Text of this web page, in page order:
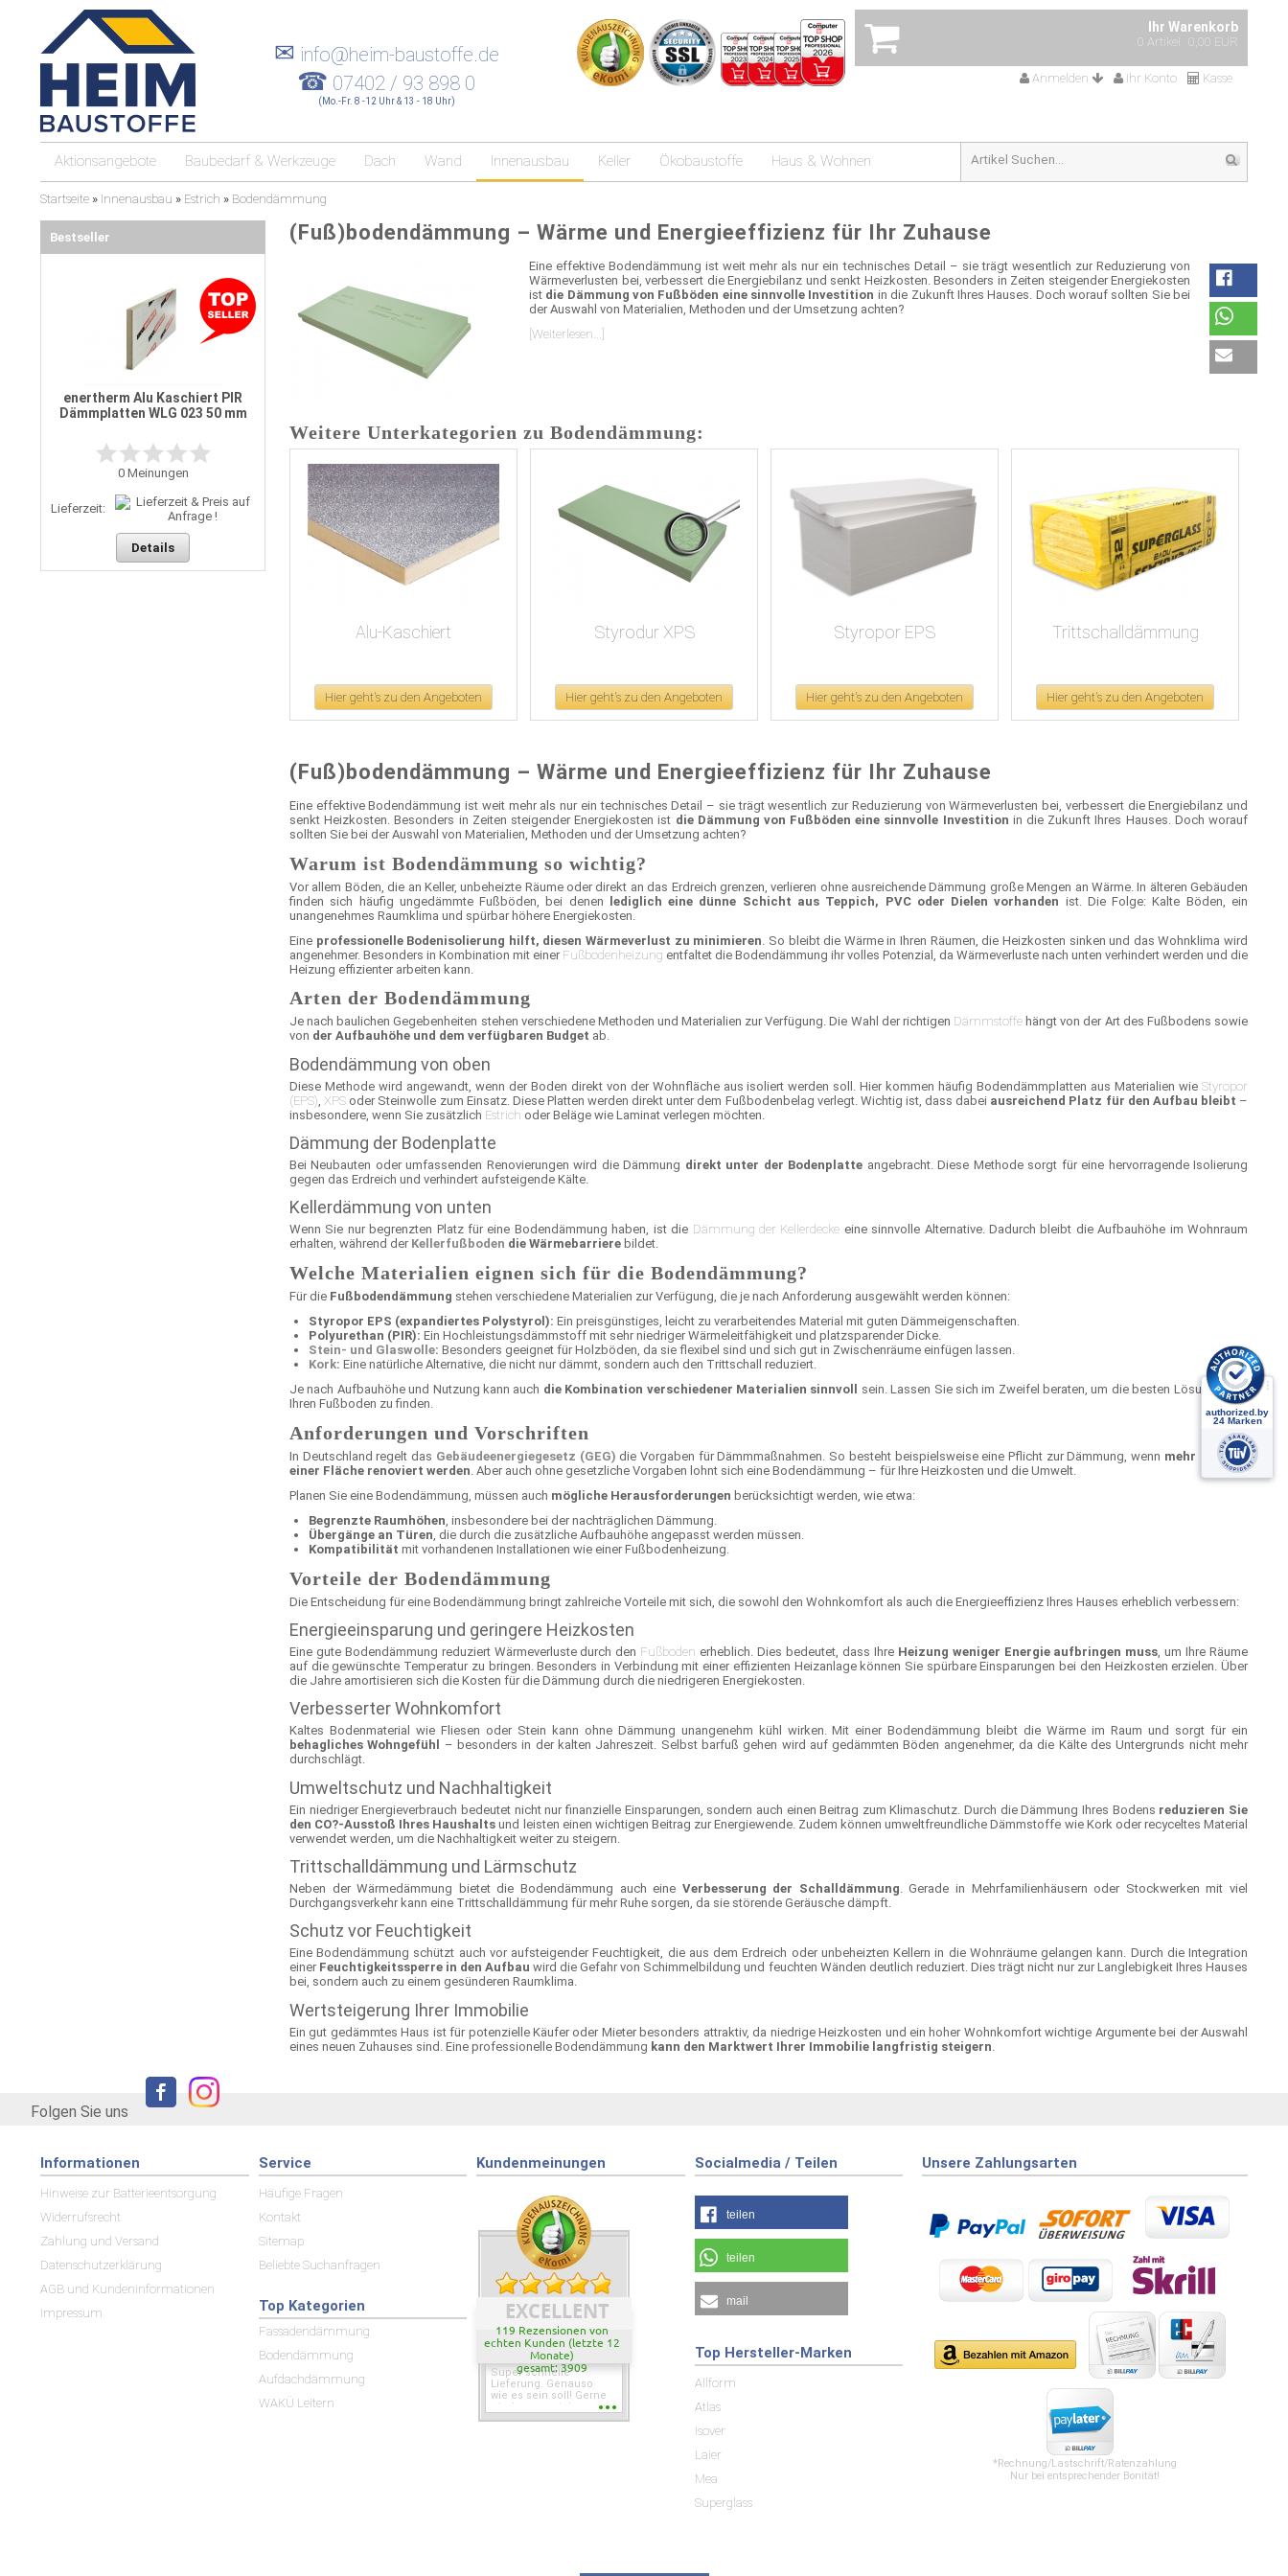
Ihr Warenkorb
0 Artikel 0,00 EUR
Anmelden Ihr Konto Kasse
✉ info@heim-baustoffe.de
☎ 07402 / 93 898 0
(Mo.-Fr. 8 -12 Uhr & 13 - 18 Uhr)
Aktionsangebote Baubedarf & Werkzeuge Dach Wand Innenausbau Keller Ökobaustoffe Haus & Wohnen
Startseite » Innenausbau » Estrich » Bodendämmung
(Fuß)bodendämmung – Wärme und Energieeffizienz für Ihr Zuhause
Eine effektive Bodendämmung ist weit mehr als nur ein technisches Detail – sie trägt wesentlich zur Reduzierung von
Wärmeverlusten bei, verbessert die Energiebilanz und senkt Heizkosten. Besonders in Zeiten steigender Energiekosten
ist die Dämmung von Fußböden eine sinnvolle Investition in die Zukunft Ihres Hauses. Doch worauf sollten Sie bei
der Auswahl von Materialien, Methoden und der Umsetzung achten?
[Weiterlesen...]
Weitere Unterkategorien zu Bodendämmung:
Alu-Kaschiert
Hier geht's zu den Angeboten
Styrodur XPS
Hier geht's zu den Angeboten
Styropor EPS
Hier geht's zu den Angeboten
Trittschalldämmung
Hier geht's zu den Angeboten
(Fuß)bodendämmung – Wärme und Energieeffizienz für Ihr Zuhause
Eine effektive Bodendämmung ist weit mehr als nur ein technisches Detail – sie trägt wesentlich zur Reduzierung von Wärmeverlusten bei, verbessert die Energiebilanz und
senkt Heizkosten. Besonders in Zeiten steigender Energiekosten ist die Dämmung von Fußböden eine sinnvolle Investition in die Zukunft Ihres Hauses. Doch worauf
sollten Sie bei der Auswahl von Materialien, Methoden und der Umsetzung achten?
Warum ist Bodendämmung so wichtig?
Vor allem Böden, die an Keller, unbeheizte Räume oder direkt an das Erdreich grenzen, verlieren ohne ausreichende Dämmung große Mengen an Wärme. In älteren Gebäuden
finden sich häufig ungedämmte Fußböden, bei denen lediglich eine dünne Schicht aus Teppich, PVC oder Dielen vorhanden ist. Die Folge: Kalte Böden, ein
unangenehmes Raumklima und spürbar höhere Energiekosten.
Eine professionelle Bodenisolierung hilft, diesen Wärmeverlust zu minimieren . So bleibt die Wärme in Ihren Räumen, die Heizkosten sinken und das Wohnklima wird
angenehmer. Besonders in Kombination mit einer Fußbodenheizung entfaltet die Bodendämmung ihr volles Potenzial, da Wärmeverluste nach unten verhindert werden und die
Heizung effizienter arbeiten kann.
Arten der Bodendämmung
Je nach baulichen Gegebenheiten stehen verschiedene Methoden und Materialien zur Verfügung. Die Wahl der richtigen Dämmstoffe hängt von der Art des Fußbodens sowie
von der Aufbauhöhe und dem verfügbaren Budget ab.
Bodendämmung von oben
Diese Methode wird angewandt, wenn der Boden direkt von der Wohnfläche aus isoliert werden soll. Hier kommen häufig Bodendämmplatten aus Materialien wie Styropor
(EPS) XPS oder Steinwolle zum Einsatz. Diese Platten werden direkt unter dem Fußbodenbelag verlegt. Wichtig ist, dass dabei ausreichend Platz für den Aufbau bleibt –
insbesondere, wenn Sie zusätzlich Estrich oder Beläge wie Laminat verlegen möchten.
Dämmung der Bodenplatte
Bei Neubauten oder umfassenden Renovierungen wird die Dämmung direkt unter der Bodenplatte angebracht. Diese Methode sorgt für eine hervorragende Isolierung
gegen das Erdreich und verhindert aufsteigende Kälte.
Kellerdämmung von unten
Wenn Sie nur begrenzten Platz für eine Bodendämmung haben, ist die Dämmung der Kellerdecke eine sinnvolle Alternative. Dadurch bleibt die Aufbauhöhe im Wohnraum
erhalten, während der Kellerfußboden die Wärmebarriere bildet.
Welche Materialien eignen sich für die Bodendämmung?
Für die Fußbodendämmung stehen verschiedene Materialien zur Verfügung, die je nach Anforderung ausgewählt werden können:
Styropor EPS (expandiertes Polystyrol): Ein preisgünstiges, leicht zu verarbeitendes Material mit guten Dämmeigenschaften.
Polyurethan (PIR): Ein Hochleistungsdämmstoff mit sehr niedriger Wärmeleitfähigkeit und platzsparender Dicke.
Stein- und Glaswolle: Besonders geeignet für Holzböden, da sie flexibel sind und sich gut in Zwischenräume einfügen lassen.
Kork: Eine natürliche Alternative, die nicht nur dämmt, sondern auch den Trittschall reduziert.
Je nach Aufbauhöhe und Nutzung kann auch die Kombination verschiedener Materialien sinnvoll
sein. Lassen Sie sich im Zweifel beraten, um die besten Lösungen für
Ihren Fußboden zu finden.
Anforderungen und Vorschriften
In Deutschland regelt das Gebäudeenergiegesetz (GEG) die Vorgaben für Dämmmaßnahmen. So besteht beispielsweise eine Pflicht zur Dämmung, wenn mehr als 20 %
einer Fläche renoviert werden . Aber auch ohne gesetzliche Vorgaben lohnt sich eine Bodendämmung – für Ihre Heizkosten und die Umwelt.
Planen Sie eine Bodendämmung, müssen auch mögliche Herausforderungen berücksichtigt werden, wie etwa:
Begrenzte Raumhöhen, insbesondere bei der nachträglichen Dämmung.
Übergänge an Türen, die durch die zusätzliche Aufbauhöhe angepasst werden müssen.
Kompatibilität mit vorhandenen Installationen wie einer Fußbodenheizung.
Vorteile der Bodendämmung
Die Entscheidung für eine Bodendämmung bringt zahlreiche Vorteile mit sich, die sowohl den Wohnkomfort als auch die Energieeffizienz Ihres Hauses erheblich verbessern:
Energieeinsparung und geringere Heizkosten
Eine gute Bodendämmung reduziert Wärmeverluste durch den Fußboden erheblich. Dies bedeutet, dass Ihre Heizung weniger Energie aufbringen muss , um Ihre Räume
auf die gewünschte Temperatur zu bringen. Besonders in Verbindung mit einer effizienten Heizanlage können Sie spürbare Einsparungen bei den Heizkosten erzielen. Über
die Jahre amortisieren sich die Kosten für die Dämmung durch die niedrigeren Energiekosten.
Verbesserter Wohnkomfort
Kaltes Bodenmaterial wie Fliesen oder Stein kann ohne Dämmung unangenehm kühl wirken. Mit einer Bodendämmung bleibt die Wärme im Raum und sorgt für ein
behagliches Wohngefühl
– besonders in der kalten Jahreszeit. Selbst barfuß gehen wird auf gedämmten Böden angenehmer, da die Kälte des Untergrunds nicht mehr
durchschlägt.
Umweltschutz und Nachhaltigkeit
Ein niedriger Energieverbrauch bedeutet nicht nur finanzielle Einsparungen, sondern auch einen Beitrag zum Klimaschutz. Durch die Dämmung Ihres Bodens reduzieren Sie
den CO?-Ausstoß Ihres Haushalts und leisten einen wichtigen Beitrag zur Energiewende. Zudem können umweltfreundliche Dämmstoffe wie Kork oder recyceltes Material
verwendet werden, um die Nachhaltigkeit weiter zu steigern.
Trittschalldämmung und Lärmschutz
Neben der Wärmedämmung bietet die Bodendämmung auch eine Verbesserung der Schalldämmung . Gerade in Mehrfamilienhäusern oder Stockwerken mit viel
Durchgangsverkehr kann eine Trittschalldämmung für mehr Ruhe sorgen, da sie störende Geräusche dämpft.
Schutz vor Feuchtigkeit
Eine Bodendämmung schützt auch vor aufsteigender Feuchtigkeit, die aus dem Erdreich oder unbeheizten Kellern in die Wohnräume gelangen kann. Durch die Integration
einer Feuchtigkeitssperre in den Aufbauwird die Gefahr von Schimmelbildung und feuchten Wänden deutlich reduziert. Dies trägt nicht nur zur Langlebigkeit Ihres Hauses
bei, sondern auch zu einem gesünderen Raumklima.
Wertsteigerung Ihrer Immobilie
Ein gut gedämmtes Haus ist für potenzielle Käufer oder Mieter besonders attraktiv, da niedrige Heizkosten und ein hoher Wohnkomfort wichtige Argumente bei der Auswahl
eines neuen Zuhauses sind. Eine professionelle Bodendämmung kann den Marktwert Ihrer Immobilie langfristig steigern
Bestseller
enertherm Alu Kaschiert PIR
Dämmplatten WLG 023 50 mm
0Meinungen
Lieferzeit:
Details
Folgen Sie uns
Informationen
Hinweise zur Batterieentsorgung
Widerrufsrecht
Zahlung und Versand
Datenschutzerklärung
AGB und Kundeninformationen
Impressum
Service
Häufige Fragen
Kontakt
Sitemap
Beliebte Suchanfragen
Top Kategorien
Fassadendämmung
Bodendämmung
Aufdachdämmung
WAKÜ Leitern
Kundenmeinungen
EXCELLENT
119 Rezensionen von
echten Kunden (letzte 12
Monate)
gesamt: 3909
Super schnelle
Lieferung. Genauso
wie es sein soll! Gerne
wieder wenn ich was
Socialmedia / Teilen
teilen
teilen
mail
Unsere Zahlungsarten
*Rechnung/Lastschrift/Ratenzahlung
Nur bei entsprechender Bonität!
Top Hersteller-Marken
Allform
Atlas
Isover
Laier
Mea
Superglass